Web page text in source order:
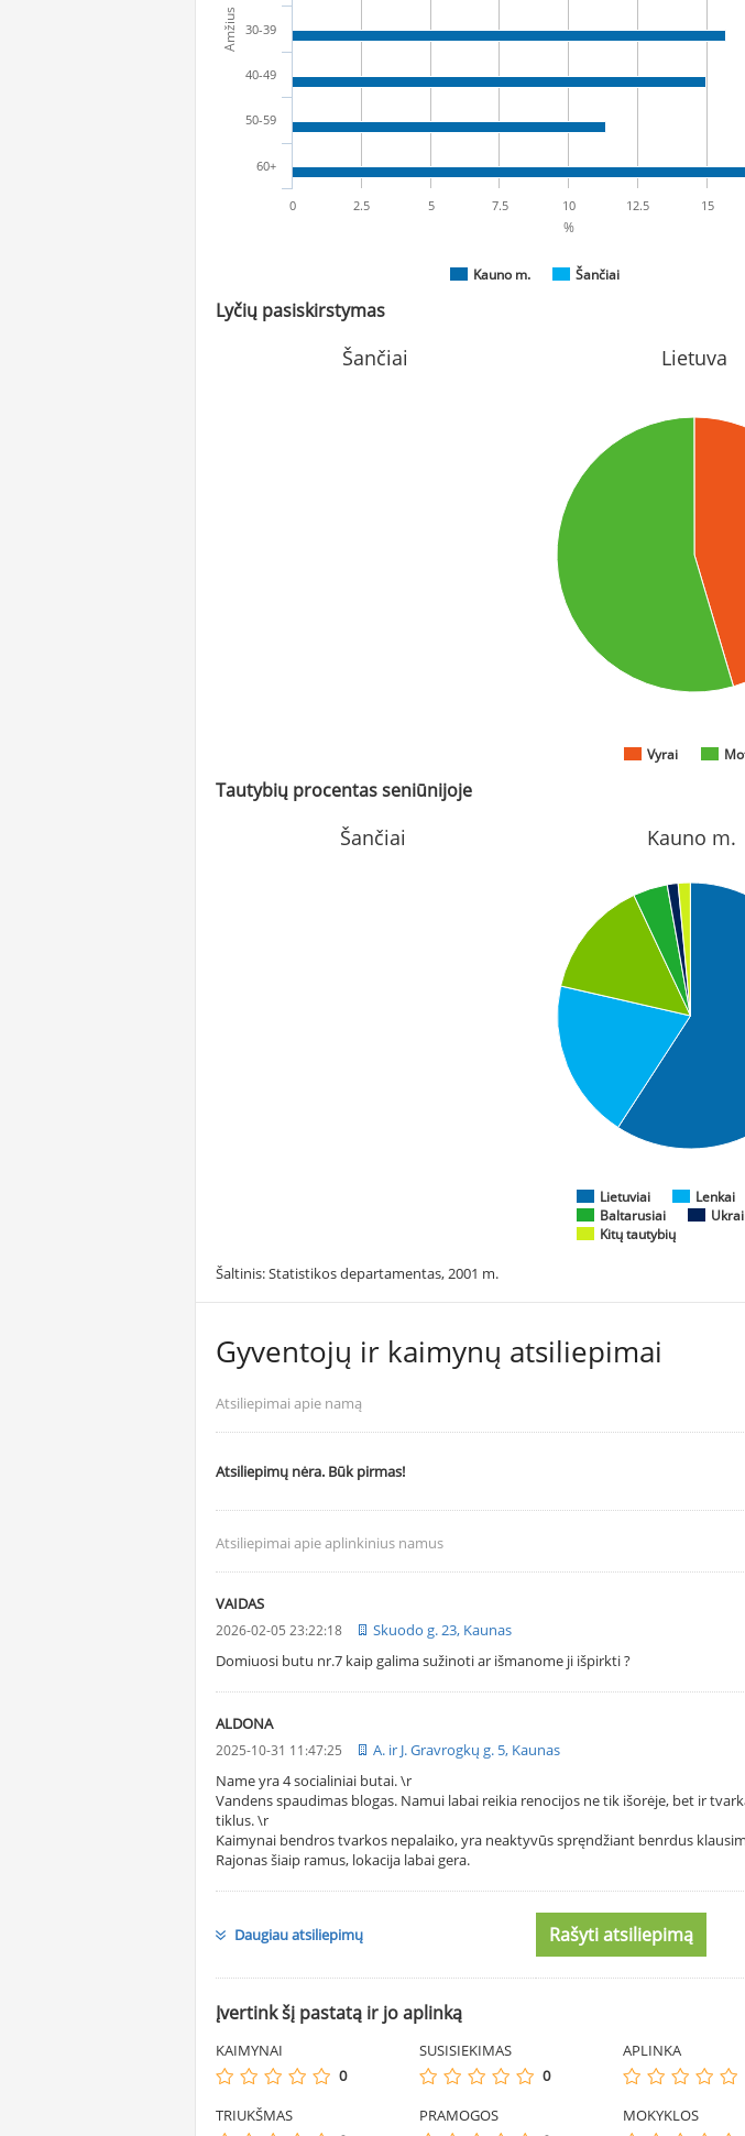
Amžius
%
Kauno m. Šančiai
30-39
40-49
50-59
60+
0 10
2.5 5 7.5 12.5 15
Lyčių pasiskirstymas
Šančiai Lietuva
Vyrai
Tautybių procentas seniūnijoje
Šančiai Kauno m.
Lietuviai Lenkai
Baltarusiai
Kitų tautybių
Šaltinis: Statistikos departamentas, 2001 m.
Gyventojų ir kaimynų atsiliepimai
Atsiliepimai apie namą
Atsiliepimų nėra. Būk pirmas!
Atsiliepimai apie aplinkinius namus
VAIDAS
2026-02-05 23:22:18
Skuodo g. 23, Kaunas
Domiuosi butu nr.7 kaip galima sužinoti ar išmanome ji išpirkti ?
ALDONA
2025-10-31 11:47:25
A. ir J. Gravrogkų g. 5, Kaunas
Name yra 4 socialiniai butai. \r
Vandens spaudimas blogas. Namui labai reikia renocijos ne tik išorėje, bet ir
tiklus. \r
Kaimynai bendros tvarkos nepalaiko, yra neaktyvūs spręndžiant benrdus
Rajonas šiaip ramus, lokacija labai gera.
Daugiau atsiliepimų Rašyti atsiliepimą
Įvertink šį pastatą ir jo aplinką
KAIMYNAI
0
SUSISIEKIMAS
0
APLINKA
TRIUKŠMAS
PRAMOGOS
MOKYKLOS